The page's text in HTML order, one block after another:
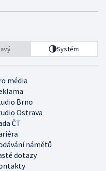
Systém
média
Brno
Ostrava
ČT
námětů
dotazy